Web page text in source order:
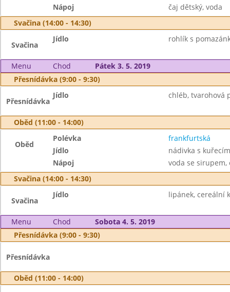
Nápoj
čaj dětský, voda
Svačina (14:00 - 14:30)
Svačina
Jídlo rohlík s
Menu Chod
Pátek 3. 5. 2019
Přesnídávka (9:00 - 9:30)
Přesnídávka
Jídlo chléb, tvarohová
Oběd (11:00 - 14:00)
Oběd
Polévka
frankfurtská
Jídlo
nádivka s
Nápoj
voda se sirupem,
Svačina (14:00 - 14:30)
Svačina
Jídlo lipánek, cereální
Menu Chod
Sobota 4. 5. 2019
Přesnídávka (9:00 - 9:30)
Přesnídávka
Oběd (11:00 - 14:00)